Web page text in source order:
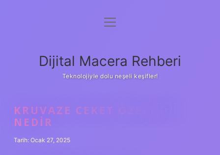
Anasayfa
Yasal Uyarı
menüyü
Dijital Macera Rehberi
Teknolojiyle dolu neşeli keşifler!
KRUVAZE CEKET ÖZELLIĞI
NEDIR
Tarih: Ocak 27, 2025